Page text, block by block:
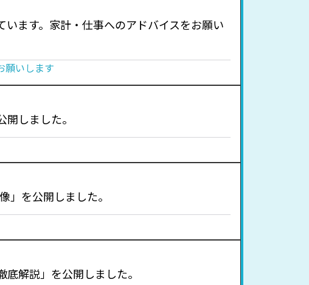
ます。家計・仕事へのアドバイスをお願い
願いします
しました。
」を公開しました。
解説」を公開しました。